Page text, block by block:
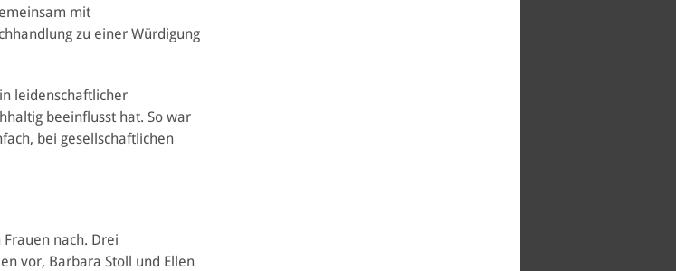
mit
zu einer Würdigung
leidenschaftlicher
beeinflusst hat. So war
bei gesellschaftlichen
nach. Drei
vor, Barbara Stoll und Ellen